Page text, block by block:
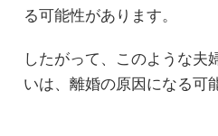
る可能性があります。
したがって、このような夫
いは、離婚の原因になる可